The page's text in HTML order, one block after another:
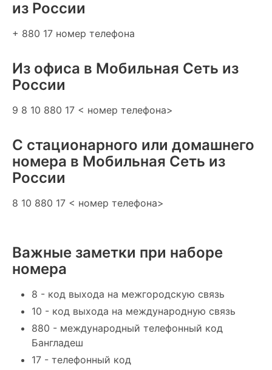
из России
+ 880 17 номер телефона
Из офиса в Мобильная Сеть из
России
9 8 10 880 17 < номер телефона>
С стационарного или домашнего
номера в Мобильная Сеть из
России
8 10 880 17 < номер телефона>
Важные заметки при наборе
номера
8 - код выхода на межгородскую связь
10 - код выхода на международную связь
880 - международный телефонный код
Бангладеш
17 - телефонный код